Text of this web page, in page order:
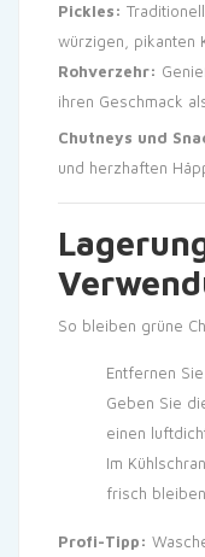
Pickles:
würzigen, pikanten
Rohverzehr:
ihren Geschmack
Chutneys und
und herzhaften
So bleiben grüne
Entfernen
Geben Sie
einen
Im
frisch
Profi-Tipp: